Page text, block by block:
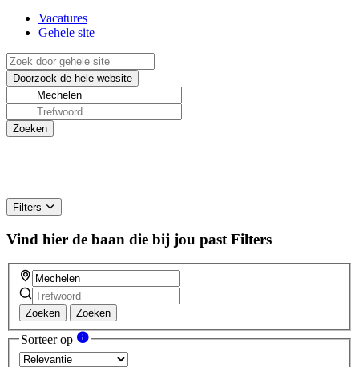
Vacatures
Gehele site
Filters
Vind hier de baan die bij jou past Filters
Zoeken Zoeken
Sorteer op